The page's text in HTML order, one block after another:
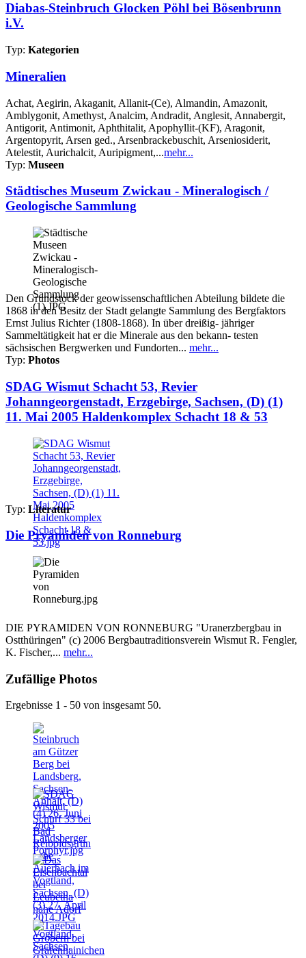
Diabas-Steinbruch Glocken Pöhl bei Bösenbrunn
i.V.
Typ: Kategorien
Mineralien
Achat, Aegirin, Akaganit, Allanit-(Ce), Almandin, Amazonit,
Amblygonit, Amethyst, Analcim, Andradit, Anglesit, Annabergit,
Antigorit, Antimonit, Aphthitalit, Apophyllit-(KF), Aragonit,
Argentopyrit, Arsen ged., Arsenbrackebuschit, Arseniosiderit,
Atelestit, Aurichalcit, Auripigment,...mehr...
Typ: Museen
Städtisches Museum Zwickau - Mineralogisch /
Geologische Sammlung
Den Grundstock der geowissenschaftlichen Abteilung bildete die
1868 in den Besitz der Stadt gelangte Sammlung des Bergfaktors
Ernst Julius Richter (1808-1868). In über dreißig- jähriger
Sammeltätigkeit hat er die Minerale aus den bekann- testen
sächsischen Bergwerken und Fundorten... mehr...
Typ: Photos
SDAG Wismut Schacht 53, Revier
Johanngeorgenstadt, Erzgebirge, Sachsen, (D) (1)
11. Mai 2005 Haldenkomplex Schacht 18 & 53
Typ: Literatur
Die Pryamiden von Ronneburg
DIE PYRAMIDEN VON RONNEBURG "Uranerzbergbau in
Ostthüringen" (c) 2006 Bergbautraditionsverein Wismut R. Fengler,
K. Fischer,... mehr...
Zufällige Photos
Ergebnisse 1 - 50 von insgesamt 50.